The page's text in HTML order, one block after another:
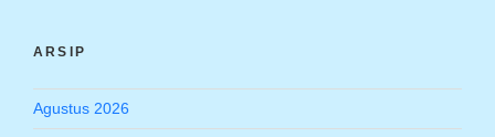
ARSIP
Agustus 2026